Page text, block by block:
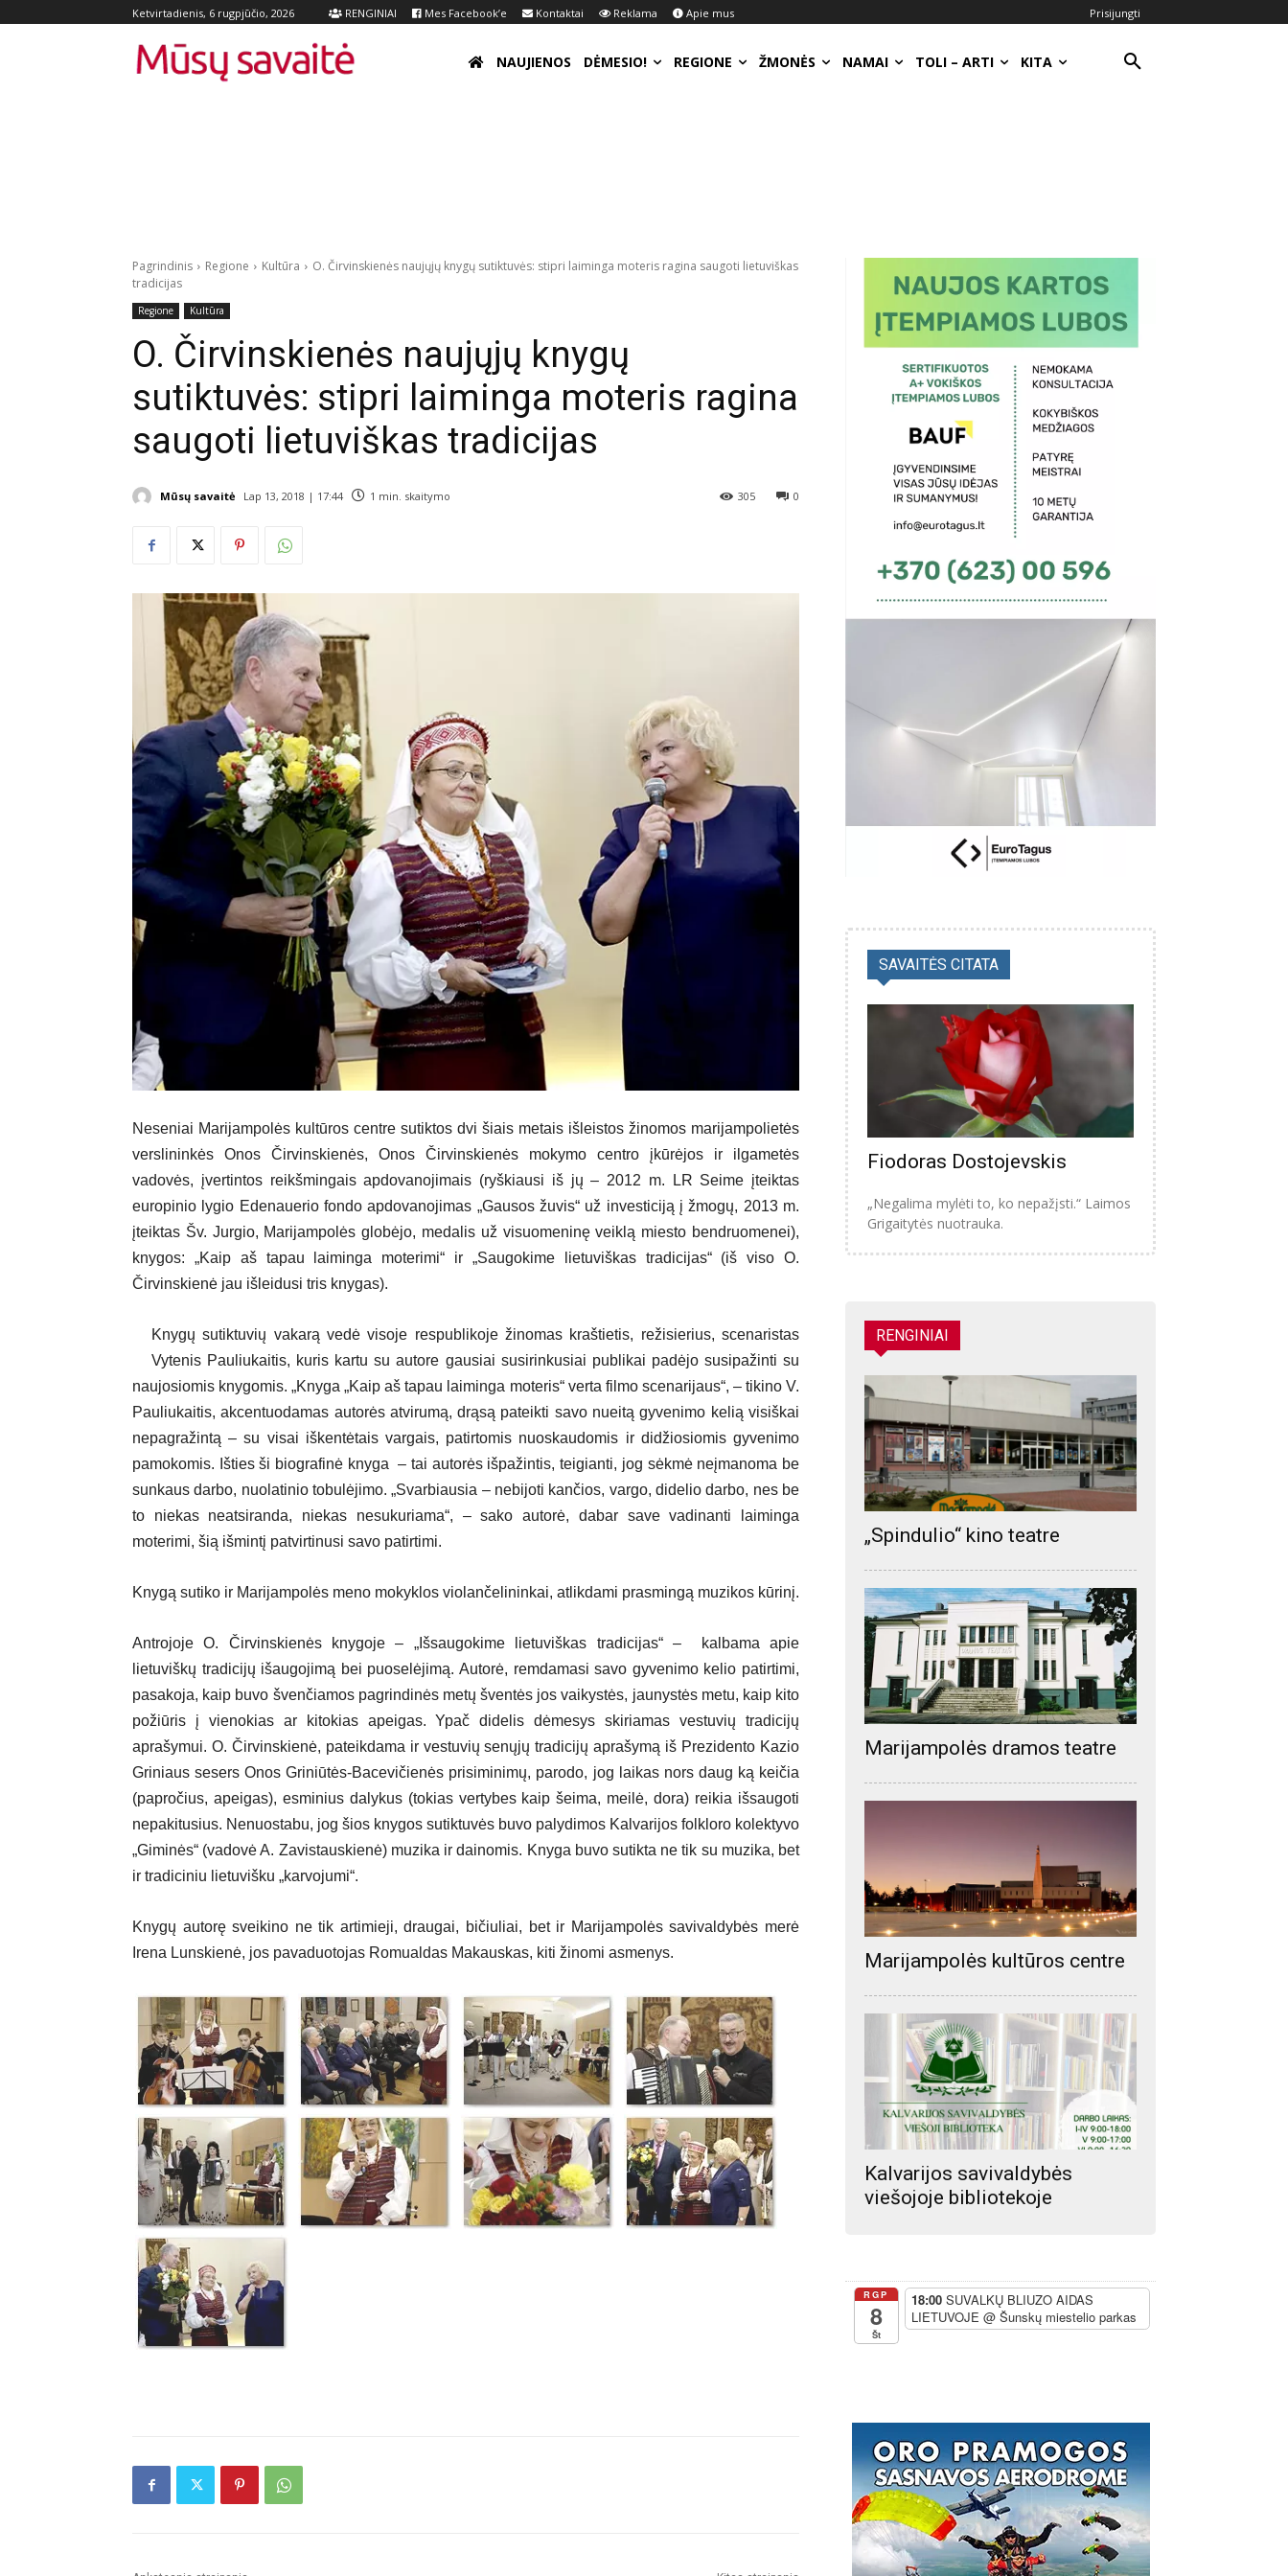
Ketvirtadienis, 6 rugpjūčio, 2026 RENGINIAI Mes Facebook’e Kontaktai Reklama Apie mus Prisijungti
NAUJIENOS DĖMESIO! REGIONE ŽMONĖS NAMAI TOLI – ARTI KITA
Pagrindinis Regione Kultūra
O. Čirvinskienės naujųjų knygų sutiktuvės: stipri laiminga moteris ragina saugoti lietuviškas
tradicijas
Regione Kultūra
O. Čirvinskienės naujųjų knygų
sutiktuvės: stipri laiminga moteris ragina
saugoti lietuviškas tradicijas
Mūsų savaitė Lap 13, 2018 | 17:44 1 min. skaitymo 0
305
Neseniai Marijampolės kultūros centre sutiktos dvi šiais metais išleistos žinomos marijampolietės
verslininkės Onos Čirvinskienės, Onos Čirvinskienės mokymo centro įkūrėjos ir ilgametės
vadovės, įvertintos reikšmingais apdovanojimais (ryškiausi iš jų – 2012 m. LR Seime įteiktas
europinio lygio Edenauerio fondo apdovanojimas „Gausos žuvis“ už investiciją į žmogų, 2013 m.
įteiktas Šv. Jurgio, Marijampolės globėjo, medalis už visuomeninę veiklą miesto bendruomenei),
knygos: „Kaip aš tapau laiminga moterimi“ ir „Saugokime lietuviškas tradicijas“ (iš viso O.
Čirvinskienė jau išleidusi tris knygas).
Knygų sutiktuvių vakarą vedė visoje respublikoje žinomas kraštietis, režisierius, scenaristas
Vytenis Pauliukaitis, kuris kartu su autore gausiai susirinkusiai publikai padėjo susipažinti su
naujosiomis knygomis. „Knyga „Kaip aš tapau laiminga moteris“ verta filmo scenarijaus“, – tikino V.
Pauliukaitis, akcentuodamas autorės atvirumą, drąsą pateikti savo nueitą gyvenimo kelią visiškai
nepagražintą – su visai iškentėtais vargais, patirtomis nuoskaudomis ir didžiosiomis gyvenimo
pamokomis. Išties ši biografinė knyga – tai autorės išpažintis, teigianti, jog sėkmė neįmanoma be
sunkaus darbo, nuolatinio tobulėjimo. „Svarbiausia – nebijoti kančios, vargo, didelio darbo, nes be
to niekas neatsiranda, niekas nesukuriama“, – sako autorė, dabar save vadinanti laiminga
moterimi, šią išmintį patvirtinusi savo patirtimi.
Knygą sutiko ir Marijampolės meno mokyklos violančelininkai, atlikdami prasmingą muzikos kūrinį.
Antrojoje O. Čirvinskienės knygoje – „Išsaugokime lietuviškas tradicijas“ – kalbama apie
lietuviškų tradicijų išaugojimą bei puoselėjimą. Autorė, remdamasi savo gyvenimo kelio patirtimi,
pasakoja, kaip buvo švenčiamos pagrindinės metų šventės jos vaikystės, jaunystės metu, kaip kito
požiūris į vienokias ar kitokias apeigas. Ypač didelis dėmesys skiriamas vestuvių tradicijų
aprašymui. O. Čirvinskienė, pateikdama ir vestuvių senųjų tradicijų aprašymą iš Prezidento Kazio
Griniaus sesers Onos Griniūtės-Bacevičienės prisiminimų, parodo, jog laikas nors daug ką keičia
(papročius, apeigas), esminius dalykus (tokias vertybes kaip šeima, meilė, dora) reikia išsaugoti
nepakitusius. Nenuostabu, jog šios knygos sutiktuvės buvo palydimos Kalvarijos folkloro kolektyvo
„Giminės“ (vadovė A. Zavistauskienė) muzika ir dainomis. Knyga buvo sutikta ne tik su muzika, bet
ir tradiciniu lietuvišku „karvojumi“.
Knygų autorę sveikino ne tik artimieji, draugai, bičiuliai, bet ir Marijampolės savivaldybės merė
Irena Lunskienė, jos pavaduotojas Romualdas Makauskas, kiti žinomi asmenys.
SAVAITĖS CITATA
Fiodoras Dostojevskis
„Negalima mylėti to, ko nepažįsti.“ Laimos
Grigaitytės nuotrauka.
RENGINIAI
„Spindulio“ kino teatre
Marijampolės dramos teatre
Marijampolės kultūros centre
Kalvarijos savivaldybės
viešojoje bibliotekoje
RGP
8
Št
18:00 SUVALKŲ BLIUZO AIDAS
LIETUVOJE @ Šunskų miestelio parkas